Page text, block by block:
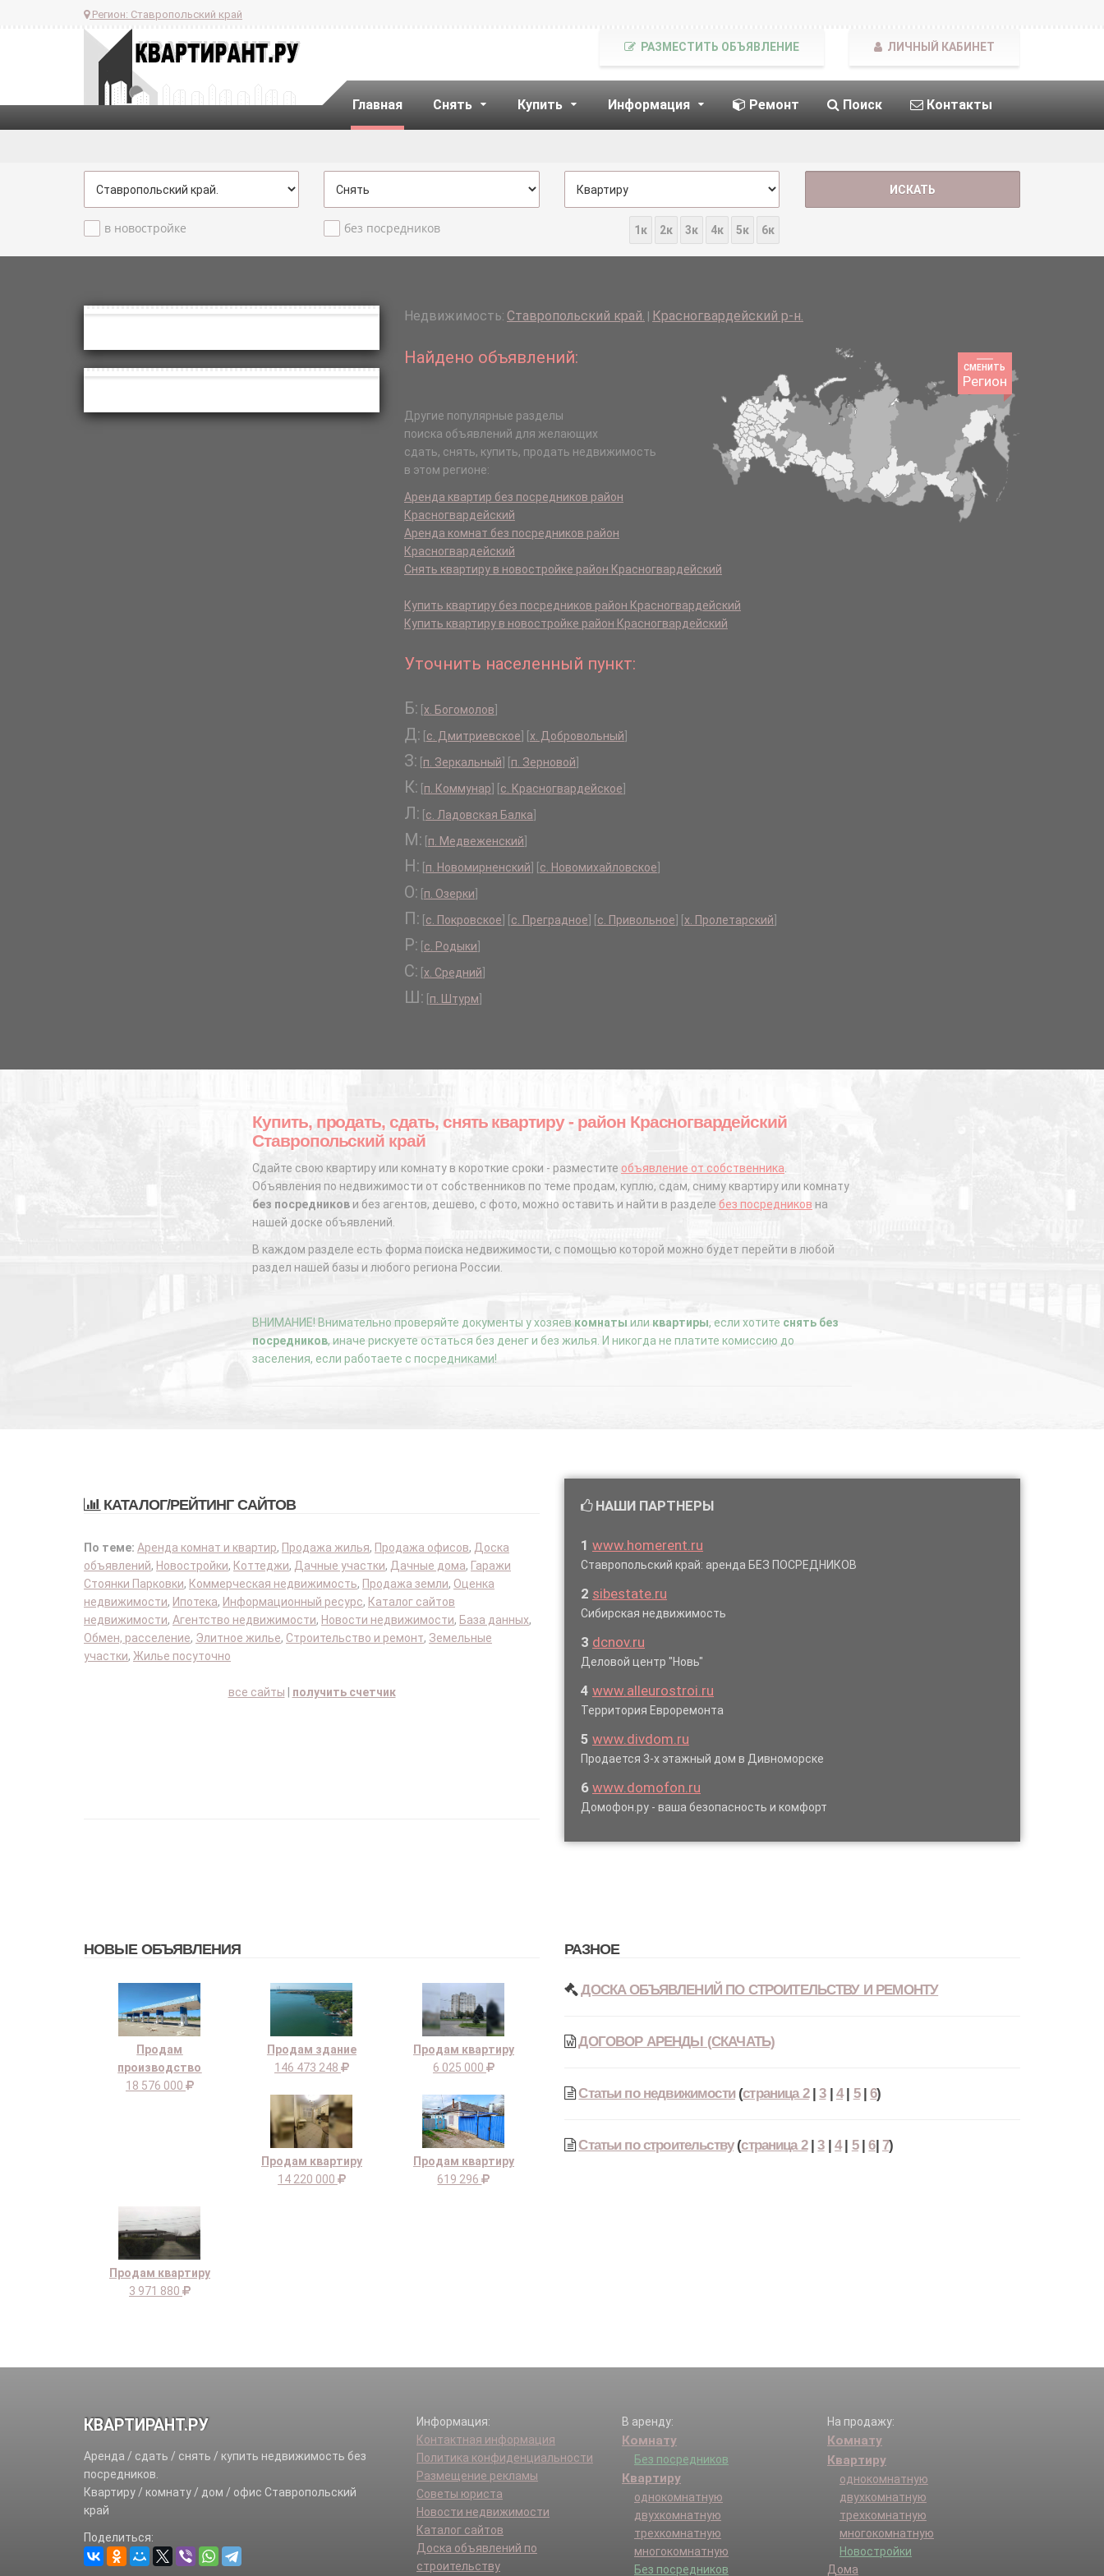
Регион: Ставропольский край
Главная Снять Купить Информация Ремонт Поиск Контакты
РАЗМЕСТИТЬ ОБЪЯВЛЕНИЕ ЛИЧНЫЙ КАБИНЕТ
в новостройке без посредников 1к 2к 3к 4к 5к 6к
Недвижимость: Ставропольский край. Красногвардейский р-н.
СМЕНИТЬ
Регион
Найдено объявлений:
Другие популярные разделы
поиска объявлений для желающих
сдать, снять, купить, продать недвижимость
в этом регионе:
Аренда квартир без посредников район
Красногвардейский
Аренда комнат без посредников район
Красногвардейский
Снять квартиру в новостройке район Красногвардейский
Купить квартиру без посредников район Красногвардейский
Купить квартиру в новостройке район Красногвардейский
Уточнить населенный пункт:
Б: х. Богомолов
Д: с. Дмитриевское х. Добровольный
З: п. Зеркальный п. Зерновой
К: п. Коммунар с. Красногвардейское
Л: с. Ладовская Балка
М: п. Медвеженский
Н: п. Новомирненский с. Новомихайловское
О: п. Озерки
П: с. Покровское с. Преградное с. Привольное х. Пролетарский
Р: с. Родыки
С: х. Средний
Ш: п. Штурм
Купить, продать, сдать, снять квартиру - район Красногвардейский
Ставропольский край
Сдайте свою квартиру или комнату в короткие сроки - разместите объявление от собственника
Объявления по недвижимости от собственников по теме продам, куплю, сдам, сниму квартиру или комнату
без посредникови без агентов, дешево, с фото, можно оставить и найти в разделе без посредников на
нашей доске объявлений.
В каждом разделе есть форма поиска недвижимости, с помощью которой можно будет перейти в любой
раздел нашей базы и любого региона России.
ВНИМАНИЕ! Внимательно проверяйте документы у хозяев комнаты или квартиры, если хотите снять без
посредников, иначе рискуете остаться без денег и без жилья. И никогда не платите комиссию до
заселения, если работаете с посредниками!
КАТАЛОГ/РЕЙТИНГ САЙТОВ
По теме: Аренда комнат и квартир, Продажа жилья, Продажа офисов, Доска
объявлений, Новостройки, Коттеджи, Дачные участки, Дачные дома, Гаражи
Стоянки Парковки, Коммерческая недвижимость, Продажа земли, Оценка
недвижимости, Ипотека, Информационный ресурс, Каталог сайтов
недвижимости, Агентство недвижимости, Новости недвижимости, База данных,
Обмен, расселение, Элитное жилье, Строительство и ремонт, Земельные
участки, Жилье посуточно
все сайты получить счетчик
НАШИ ПАРТНЕРЫ
1 www.homerent.ru
Ставропольский край: аренда БЕЗ ПОСРЕДНИКОВ
2 sibestate.ru
Сибирская недвижимость
3 dcnov.ru
Деловой центр "Новь"
4 www.alleurostroi.ru
Территория Евроремонта
5 www.divdom.ru
Продается 3-х этажный дом в Дивноморске
6 www.domofon.ru
Домофон.ру - ваша безопасность и комфорт
НОВЫЕ ОБЪЯВЛЕНИЯ
Продам
производство
18 576 000
Продам здание
146 473 248
Продам квартиру
6 025 000
Продам квартиру
14 220 000
Продам квартиру
619 296
Продам квартиру
3 971 880
РАЗНОЕ
ДОСКА ОБЪЯВЛЕНИЙ ПО СТРОИТЕЛЬСТВУ И РЕМОНТУ
ДОГОВОР АРЕНДЫ (СКАЧАТЬ)
Статьи по недвижимости(страница 2|3| 4| 5|6)
Статьи по строительству(страница 2|3|4| 5|6| 7)
КВАРТИРАНТ.РУ
Аренда / сдать / снять / купить недвижимость без
посредников.
Квартиру / комнату / дом / офис Ставропольский
край
Поделиться:
Информация:
Контактная информация
Политика конфиденциальности
Размещение рекламы
Советы юриста
Новости недвижимости
Каталог сайтов
Доска объявлений по
строительству
В аренду:
Комнату
Без посредников
Квартиру
однокомнатную
двухкомнатную
трехкомнатную
многокомнатную
Без посредников
На продажу:
Комнату
Квартиру
однокомнатную
двухкомнатную
трехкомнатную
многокомнатную
Новостройки
Дома